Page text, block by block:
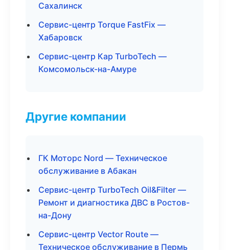
Сахалинск
Сервис-центр Torque FastFix —
Хабаровск
Сервис-центр Кар TurboTech —
Комсомольск-на-Амуре
Другие компании
ГК Моторс Nord — Техническое
обслуживание в Абакан
Сервис-центр TurboTech Oil&Filter —
Ремонт и диагностика ДВС в Ростов-
на-Дону
Сервис-центр Vector Route —
Техническое обслуживание в Пермь